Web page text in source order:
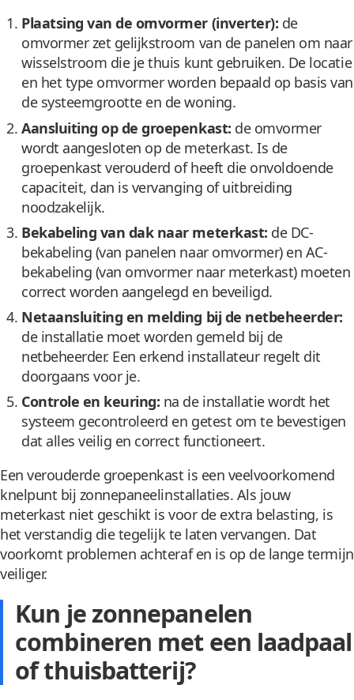
Plaatsing van de omvormer (inverter): de
omvormer zet gelijkstroom van de panelen om naar
wisselstroom die je thuis kunt gebruiken. De locatie
en het type omvormer worden bepaald op basis van
de systeemgrootte en de woning.
Aansluiting op de groepenkast: de omvormer
wordt aangesloten op de meterkast. Is de
groepenkast verouderd of heeft die onvoldoende
capaciteit, dan is vervanging of uitbreiding
noodzakelijk.
Bekabeling van dak naar meterkast: de DC-
bekabeling (van panelen naar omvormer) en AC-
bekabeling (van omvormer naar meterkast) moeten
correct worden aangelegd en beveiligd.
Netaansluiting en melding bij de netbeheerder:
de installatie moet worden gemeld bij de
netbeheerder. Een erkend installateur regelt dit
doorgaans voor je.
Controle en keuring: na de installatie wordt het
systeem gecontroleerd en getest om te bevestigen
dat alles veilig en correct functioneert.
Een verouderde groepenkast is een veelvoorkomend
knelpunt bij zonnepaneelinstallaties. Als jouw
meterkast niet geschikt is voor de extra belasting, is
het verstandig die tegelijk te laten vervangen. Dat
voorkomt problemen achteraf en is op de lange termijn
veiliger.
Kun je zonnepanelen
combineren met een laadpaal
of thuisbatterij?